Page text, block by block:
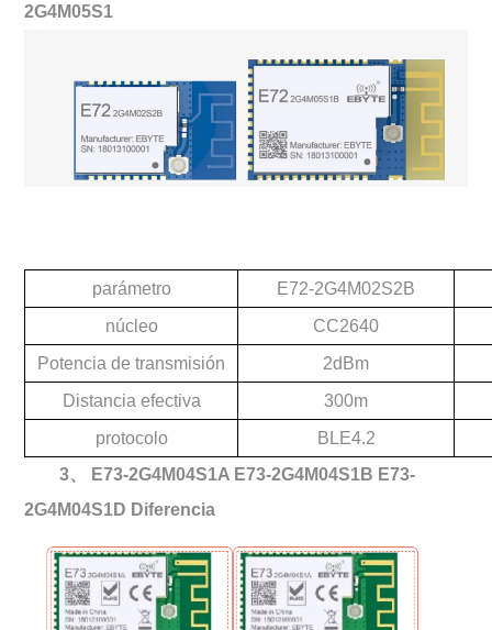
2G4M05S1
parámetro
E72-2G4M02S2B
núcleo
CC2640
Potencia de transmisión
2dBm
Distancia efectiva
300m
protocolo
BLE4.2
3、
E73-2G4M04S1A E73-2G4M04S1B E73-
2G4M04S1D Diferencia